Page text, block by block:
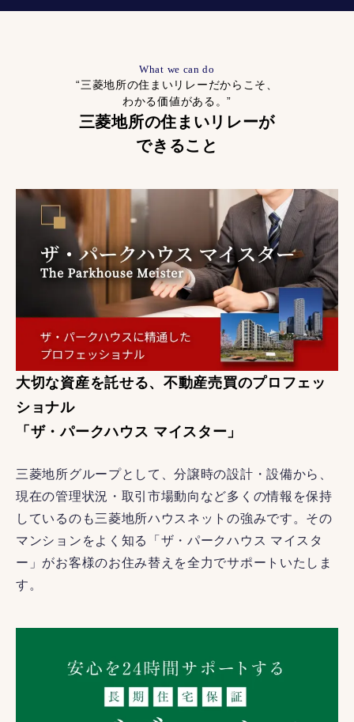
What we can do
“三菱地所の住まいリレーだからこそ、
わかる価値がある。”
三菱地所の住まいリレーが
できること
大切な資産を託せる、不動産売買のプロフェッ
ショナル
「ザ・パークハウス マイスター」
三菱地所グループとして、分譲時の設計・設備から、
現在の管理状況・取引市場動向など多くの情報を保持
しているのも三菱地所ハウスネットの強みです。その
マンションをよく知る「ザ・パークハウス マイスタ
ー」がお客様のお住み替えを全力でサポートいたしま
す。